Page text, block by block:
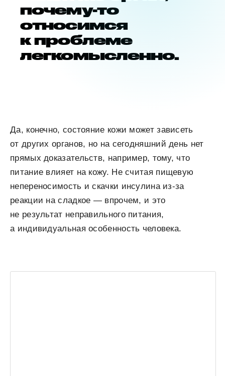
почему-то
относимся
к проблеме
легкомысленно.
Да, конечно, состояние кожи может зависеть
от других органов, но на сегодняшний день нет
прямых доказательств, например, тому, что
питание влияет на кожу. Не считая пищевую
непереносимость и скачки инсулина из-за
реакции на сладкое — впрочем, и это
не результат неправильного питания,
а индивидуальная особенность человека.